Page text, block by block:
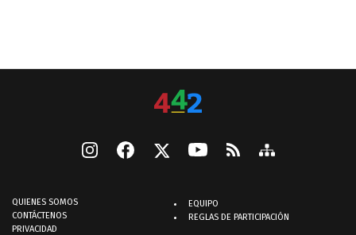
QUIENES SOMOS
CONTÁCTENOS
PRIVACIDAD
EQUIPO
REGLAS DE PARTICIPACIÓN